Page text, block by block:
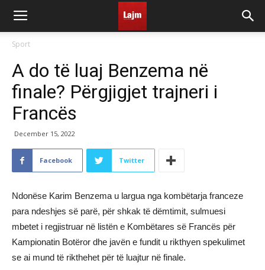
Sport
A do të luaj Benzema në
finale? Përgjigjet trajneri i
Francës
December 15, 2022
Facebook Twitter
Ndonëse Karim Benzema u largua nga kombëtarja franceze
para ndeshjes së parë, për shkak të dëmtimit, sulmuesi
mbetet i regjistruar në listën e Kombëtares së Francës për
Kampionatin Botëror dhe javën e fundit u rikthyen spekulimet
se ai mund të rikthehet për të luajtur në finale.